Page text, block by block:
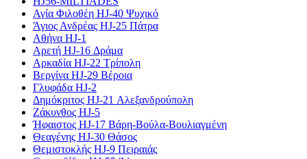
Αγία Φιλοθέη HJ-40 Ψυχικό
Άγιος Ανδρέας HJ-25 Πάτρα
Αθήνα HJ-1
Αρετή HJ-16 Δράμα
Αρκαδία HJ-22 Τρίπολη
Βεργίνα HJ-29 Βέροια
Γλυφάδα HJ-2
Δημόκριτος HJ-21 Αλεξανδρούπολη
Ζάκυνθος HJ-5
Ήφαιστος HJ-17 Βάρη-Βούλα-Βουλιαγμένη
Θεαγένης HJ-30 Θάσος
Θεμιστοκλής HJ-9 Πειραιάς